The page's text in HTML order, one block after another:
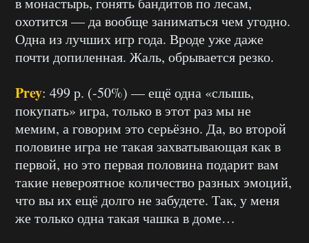
охотится — да вообще заниматься чем угодно.
Одна из лучших игр года. Вроде уже даже
почти допиленная. Жаль, обрывается резко.
Prey: 499 р. (-50%) — ещё одна «слышь,
покупать» игра, только в этот раз мы не
мемим, а говорим это серьёзно. Да, во второй
половине игра не такая захватывающая как в
первой, но это первая половина подарит вам
такие невероятное количество разных эмоций,
что вы их ещё долго не забудете. Так, у меня
же только одна такая чашка в доме…